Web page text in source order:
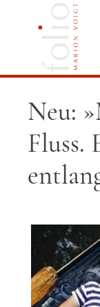
Neu:
Fluss.